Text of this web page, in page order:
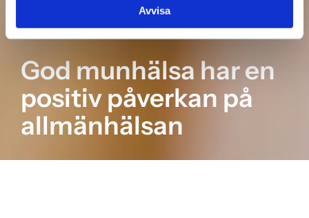
Avvisa
God munhälsa har en
positiv påverkan på
allmänhälsan